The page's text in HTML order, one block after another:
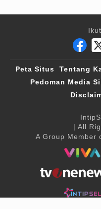
Peta Situs Tentang
Pedoman Media
| All
A Group Member